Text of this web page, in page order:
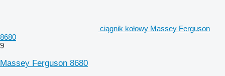
ciągnik kołowy Massey Ferguson
8680
9
Massey Ferguson 8680